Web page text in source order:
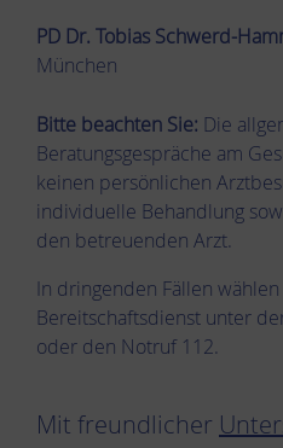
PD Dr. Tobias Schwerd-
München
Bitte beachten Sie: Die
Beratungsgespräche am
keinen persönlichen
individuelle Behandlung
den betreuenden Arzt.
In dringenden Fällen
Bereitschaftsdienst unter
oder den Notruf 112.
Mit freundlicher